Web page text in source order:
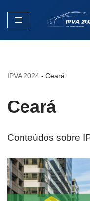
Pular
IPVA 2024 - Ceará
Ceará
Conteúdos sobre